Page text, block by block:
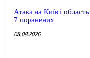
Атака на Київ і
7 поранених
08.08.2026